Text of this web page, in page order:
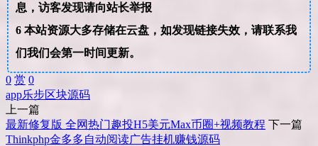
息，访客发现请向站长举报
6本站资源大多存储在云盘，如发现链接失效，请联系我
们我们会第一时间更新。
0 赏 0
app乐步区块源码
上一篇
最新修复版 全网热门趣投H5美元Max币圈+视频教程 下一篇
Thinkphp金多多自动阅读广告挂机赚钱源码